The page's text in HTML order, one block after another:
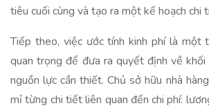
tiêu cuối cùng và tạo ra một kế hoạch chi
Tiếp theo, việc ước tính kinh phí là một
quan trọng để đưa ra quyết định về
nguồn lực cần thiết. Chủ sở hữu nhà
mỉ từng chi tiết liên quan đến chi phí: